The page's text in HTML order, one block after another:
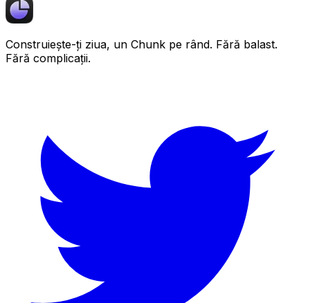
Construiește-ți ziua, un Chunk pe rând. Fără balast.
Fără complicații.